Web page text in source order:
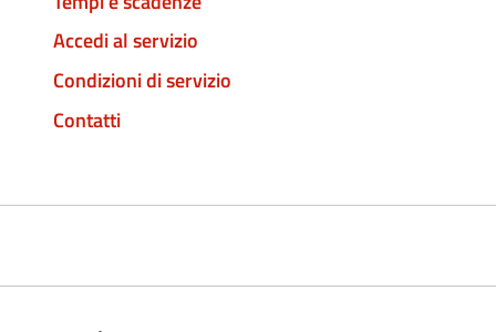
Accedi al servizio
Condizioni di servizio
Contatti